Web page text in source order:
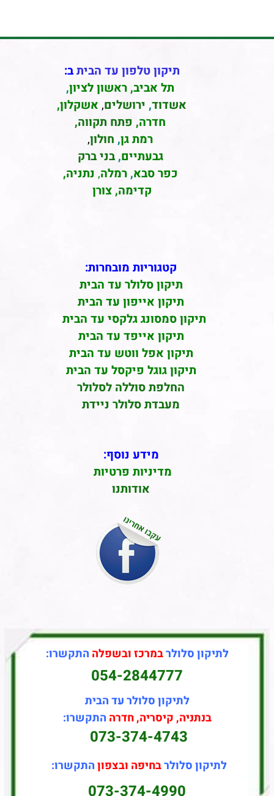
תיקון טלפון עד הביתב:
תל אביב,ראשון לציון,
אשדוד, ירושלים, אשקלון,
חדרה, פתח תקווה,
רמת גן, חולון,
גבעתיים,בני ברק
כפר סבא,רמלה, נתניה,
קדימה, צורן
קטגוריות מובחרות:
תיקון סלולר עד הבית
תיקון אייפון עד הבית
תיקון סמסונג גלקסי עד הבית
תיקון אייפד עד הבית
תיקון אפל ווטש עד הבית
תיקון גוגל פיקסל עד הבית
החלפת סוללה לסלולר
מעבדת סלולר ניידת
מידע נוסף:
מדיניות פרטיות
אודותנו
לתיקון סלולרבמרכז ובשפלה התקשרו:
054-2844777
לתיקון סלולר עד הבית
בנתניה, קיסריה, חדרה התקשרו:
073-374-4743
לתיקון סלולרבחיפה ובצפוןהתקשרו:
073-374-4990